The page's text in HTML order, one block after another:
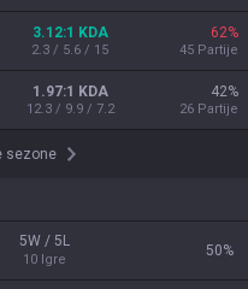
3.12:1 KDA
2.3 / 5.6 / 15
62%
45 Partije
1.97:1 KDA
12.3 / 9.9 / 7.2
42%
26 Partije
sezone
5W / 5L
10 Igre
50%